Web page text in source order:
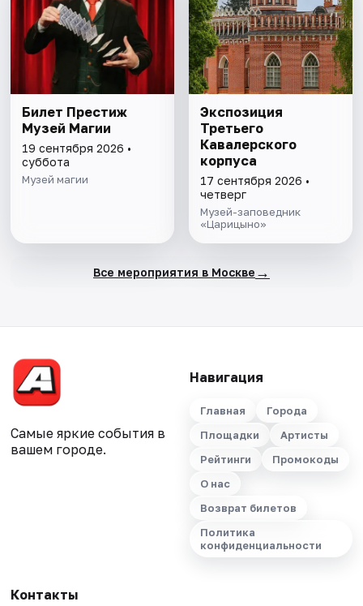
Билет Престиж
Музей Магии
19 сентября 2026 •
суббота
Музей магии
Экспозиция
Третьего
Кавалерского
корпуса
17 сентября 2026 •
четверг
Музей-заповедник
«Царицыно»
Все мероприятия в Москве →
Самые яркие события в
вашем городе.
Навигация
Главная
Города
Площадки
Артисты
Рейтинги
Промокоды
О нас
Возврат билетов
Политика
конфиденциальности
Контакты